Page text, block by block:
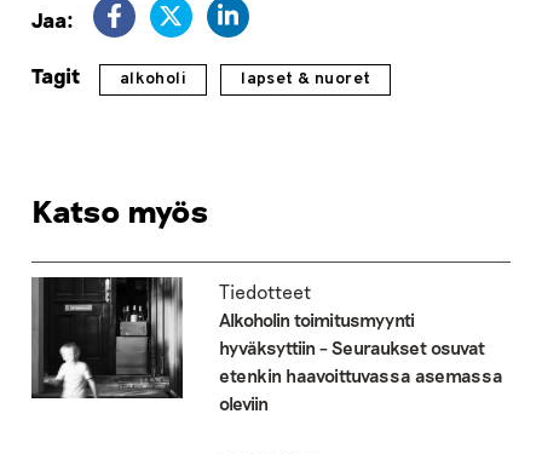
Jaa:
Tagit alkoholi lapset & nuoret
Katso myös
Tiedotteet
Alkoholin toimitusmyynti
hyväksyttiin – Seuraukset osuvat
etenkin haavoittuvassa asemassa
oleviin